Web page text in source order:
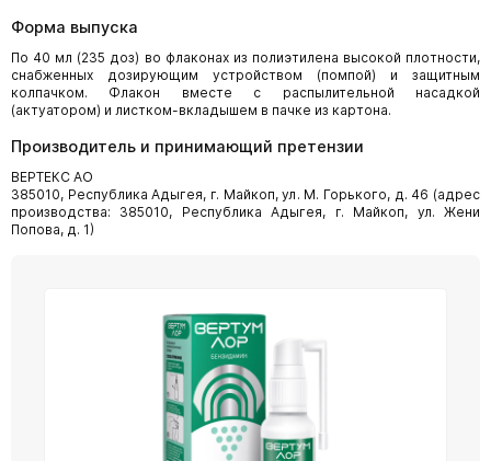
Форма выпуска
По 40 мл (235 доз) во флаконах из полиэтилена высокой плотности,
снабженных дозирующим устройством (помпой) и защитным
колпачком. Флакон вместе с распылительной насадкой
(актуатором) и листком-вкладышем в пачке из картона.
Производитель и принимающий претензии
ВЕРТЕКС АО
385010, Республика Адыгея, г. Майкоп, ул. М. Горького, д. 46 (адрес
производства: 385010, Республика Адыгея, г. Майкоп, ул. Жени
Попова, д. 1)